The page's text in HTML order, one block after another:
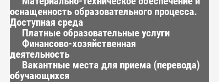
оснащенность образовательного процесса.
Доступная среда
Платные образовательные услуги
Финансово-хозяйственная
деятельность
Вакантные места для приема (перевода)
обучающихся